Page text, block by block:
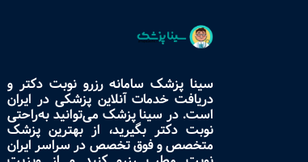
سینا پزشک سامانه رزرو نوبت دکتر و
دریافت خدمات آنلاین پزشکی در ایران
است. در سینا پزشک می‌توانید به‌راحتی
نوبت دکتر بگیرید، از بهترین پزشک
متخصص و فوق تخصص در سراسر ایران